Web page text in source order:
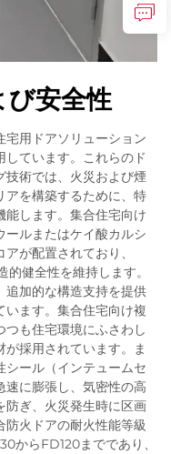
び安全性
用ドアソリューション
しています。これらのド
技術では、火災および煙
アを構築するために、特
します。集合住宅向け
ルまたはケイ酸カルシ
が配置されており、
健全性を維持します。
追加的な構造支持を提供
ます。集合住宅向け複
も住宅環境にふさわし
採用されています。ま
シール（インテュームセ
速に膨張し、気密性の高
防ぎ、火災発生時に区画
火ドアの耐火性能等級
からFD120までであり、